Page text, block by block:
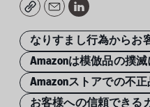
CopyEmailLinkedIn
なりすまし行為からお
Amazonは模倣品の撲滅
Amazonストアでの不
お客様への信頼できる